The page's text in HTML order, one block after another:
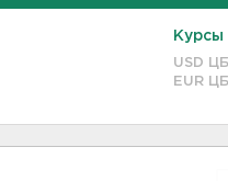
Курсы
USD ЦБ
EUR ЦБ